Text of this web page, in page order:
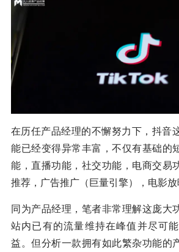
在历任产品经理的不懈努力下，抖音
能已经变得异常丰富，不仅有基础的
能，直播功能，社交功能，电商交易
推荐，广告推广（巨量引擎），电影放
同为产品经理，笔者非常理解这庞大
站内已有的流量维持在峰值并尽可
益。但分析一款拥有如此繁杂功能的